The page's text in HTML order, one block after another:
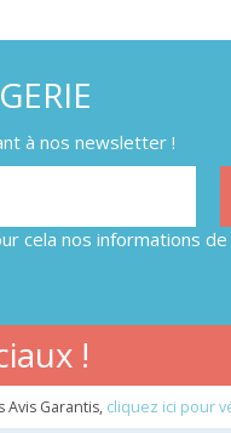
à nos newsletter !
cela nos informations
!
Garantis, cliquez ici pour